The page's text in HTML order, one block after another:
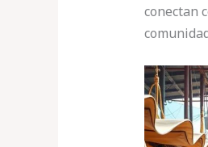
conectan